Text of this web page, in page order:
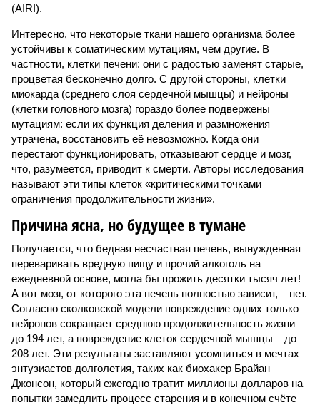
(AIRI).
Интересно, что некоторые ткани нашего организма более
устойчивы к соматическим мутациям, чем другие. В
частности, клетки печени: они с радостью заменят старые,
процветая бесконечно долго. С другой стороны, клетки
миокарда (среднего слоя сердечной мышцы) и нейроны
(клетки головного мозга) гораздо более подвержены
мутациям: если их функция деления и размножения
утрачена, восстановить её невозможно. Когда они
перестают функционировать, отказывают сердце и мозг,
что, разумеется, приводит к смерти. Авторы исследования
называют эти типы клеток «критическими точками
ограничения продолжительности жизни».
Причина ясна, но будущее в тумане
Получается, что бедная несчастная печень, вынужденная
переваривать вредную пищу и прочий алкоголь на
ежедневной основе, могла бы прожить десятки тысяч лет!
А вот мозг, от которого эта печень полностью зависит, – нет.
Согласно сколковской модели повреждение одних только
нейронов сокращает среднюю продолжительность жизни
до 194 лет, а повреждение клеток сердечной мышцы – до
208 лет. Эти результаты заставляют усомниться в мечтах
энтузиастов долголетия, таких как биохакер Брайан
Джонсон, который ежегодно тратит миллионы долларов на
попытки замедлить процесс старения и в конечном счёте